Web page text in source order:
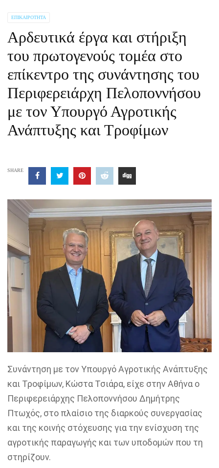
ΕΠΙΚΑΙΡΌΤΗΤΑ
Αρδευτικά έργα και στήριξη
του πρωτογενούς τομέα στο
επίκεντρο της συνάντησης του
Περιφερειάρχη Πελοποννήσου
με τον Υπουργό Αγροτικής
Ανάπτυξης και Τροφίμων
SHARE
Συνάντηση με τον Υπουργό Αγροτικής Ανάπτυξης
και Τροφίμων, Κώστα Τσιάρα, είχε στην Αθήνα ο
Περιφερειάρχης Πελοποννήσου Δημήτρης
Πτωχός, στο πλαίσιο της διαρκούς συνεργασίας
και της κοινής στόχευσης για την ενίσχυση της
αγροτικής παραγωγής και των υποδομών που τη
στηρίζουν.